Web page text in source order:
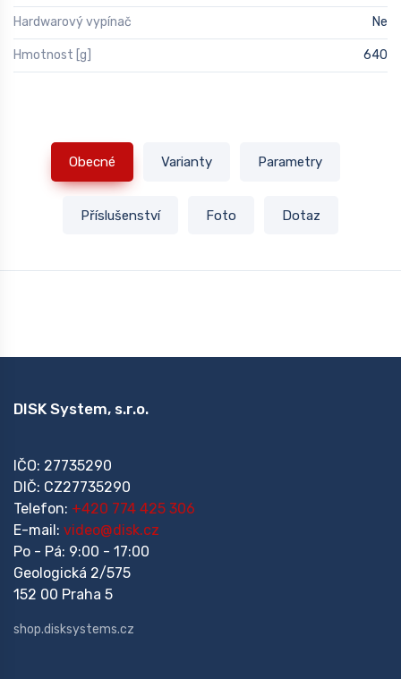
Hardwarový vypínač Ne
Hmotnost [g] 640
Obecné Varianty Parametry
Příslušenství Foto Dotaz
DISK System, s.r.o.
IČO: 27735290
DIČ: CZ27735290
Telefon: +420 774 425 306
E-mail: video@disk.cz
Po - Pá: 9:00 - 17:00
Geologická 2/575
152 00 Praha 5
shop.disksystems.cz